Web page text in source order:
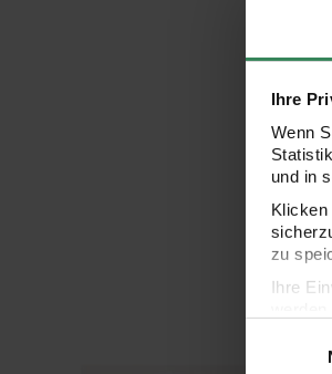
Ihre
Wenn
und in
Klicken
zu
Ihre